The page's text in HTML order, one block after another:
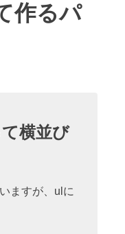
作るパ
横並び
ますが、ulに